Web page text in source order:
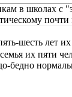
в школах
шесть лет
их пяти
бедно